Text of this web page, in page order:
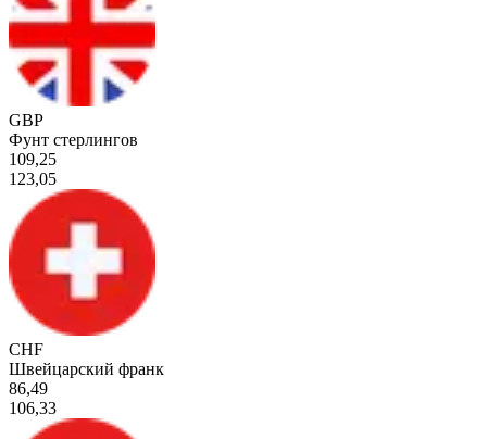
GBP
Фунт стерлингов
109,25
123,05
CHF
Швейцарский франк
86,49
106,33